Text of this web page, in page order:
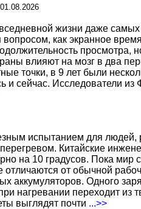
01.08.2026
жизни даже
как экранное
влияют на мозг в два
точки, в 9 лет были
и сейчас. Исследователи
испытанием для
Китайские
на 10 градусов. Пока
от обычной
аккумуляторов. Одного
нагревании переходит из
выглядят почти ...>>